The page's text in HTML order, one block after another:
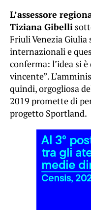
L’assessore
Tiziana Gibelli
Friuli Venezia
internazionali e
conferma: l’idea si
vincente”.
quindi, orgogliosa
2019 promette di
progetto Sportland.